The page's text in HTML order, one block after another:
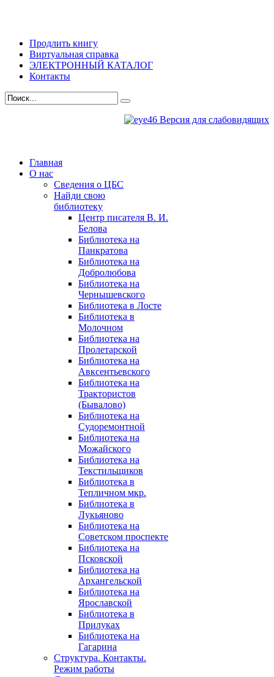
Продлить книгу
Виртуальная справка
ЭЛЕКТРОННЫЙ КАТАЛОГ
Контакты
Версия для слабовидящих
Главная
О нас
Сведения о ЦБС
Найди свою
библиотеку
Центр писателя В. И.
Белова
Библиотека на
Панкратова
Библиотека на
Добролюбова
Библиотека на
Чернышевского
Библиотека в Лосте
Библиотека в
Молочном
Библиотека на
Пролетарской
Библиотека на
Авксентьевского
Библиотека на
Трактористов
(Бывалово)
Библиотека на
Судоремонтной
Библиотека на
Можайского
Библиотека на
Текстильщиков
Библиотека в
Тепличном мкр.
Библиотека в
Лукьяново
Библиотека на
Советском проспекте
Библиотека на
Псковской
Библиотека на
Архангельской
Библиотека на
Ярославской
Библиотека в
Прилуках
Библиотека на
Гагарина
Структура. Контакты.
Режим работы